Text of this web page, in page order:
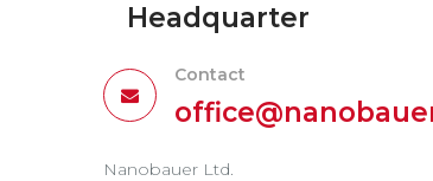
Headquarter
Contact
Nanobauer Ltd.